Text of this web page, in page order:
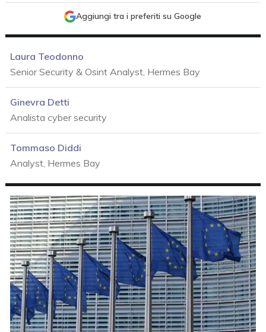
Aggiungi tra i preferiti su Google
Laura Teodonno
Senior Security & Osint Analyst, Hermes Bay
Ginevra Detti
Analista cyber security
Tommaso Diddi
Analyst, Hermes Bay